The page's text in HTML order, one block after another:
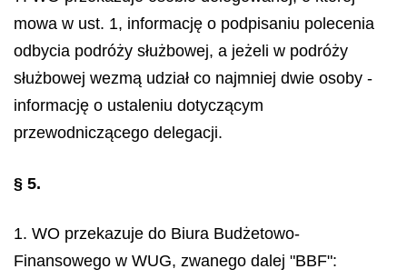
mowa w ust. 1, informację o podpisaniu polecenia
odbycia podróży służbowej, a jeżeli w podróży
służbowej wezmą udział co najmniej dwie osoby -
informację o ustaleniu dotyczącym
przewodniczącego delegacji.
§ 5.
1. WO przekazuje do Biura Budżetowo-
Finansowego w WUG, zwanego dalej "BBF":